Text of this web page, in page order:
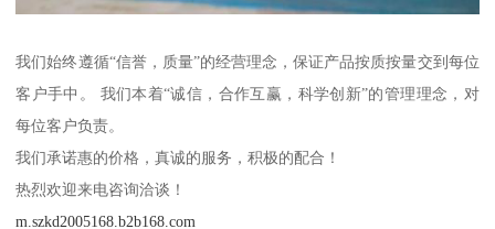
我们始终遵循“信誉，质量”的经营理念，保证产品按质按量交到每位
客户手中。 我们本着“诚信，合作互赢，科学创新”的管理理念，对
每位客户负责。
我们承诺惠的价格，真诚的服务，积极的配合！
热烈欢迎来电咨询洽谈！
m.szkd2005168.b2b168.com